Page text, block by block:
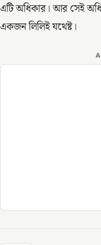
এটি অধিকার। আর সেই
একজন লিলিই যথেষ্ট।